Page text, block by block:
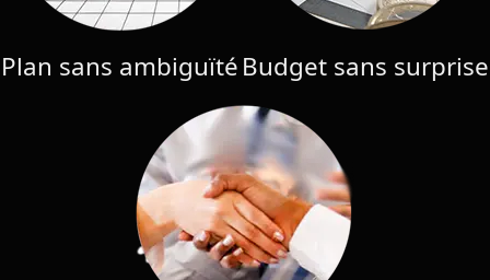
Plan sans ambiguïtéBudget sans surprise